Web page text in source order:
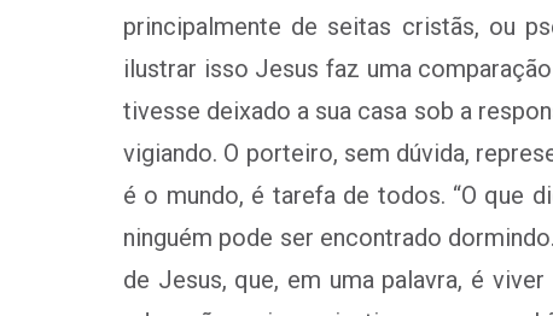
principalmente de seitas cristãs, ou
ilustrar isso Jesus faz uma
tivesse deixado a sua casa sob a
vigiando. O porteiro, sem dúvida,
é o mundo, é tarefa de todos. “O que
ninguém pode ser encontrado
de Jesus, que, em uma palavra, é